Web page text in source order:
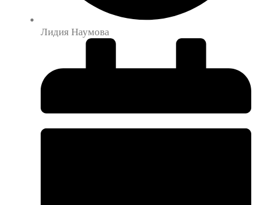
Лидия Наумова